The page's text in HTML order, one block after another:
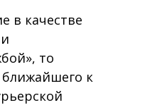
в качестве
то
к